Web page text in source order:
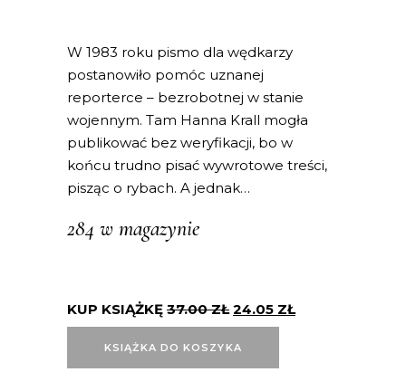
podstawie
klienta
W 1983 roku pismo dla wędkarzy
postanowiło pomóc uznanej
reporterce – bezrobotnej w stanie
wojennym. Tam Hanna Krall mogła
publikować bez weryfikacji, bo w
końcu trudno pisać wywrotowe treści,
pisząc o rybach. A jednak…
284 w magazynie
KUP KSIĄŻKĘ 37.00ZŁ 24.05 ZŁ
KSIĄŻKA DO KOSZYKA